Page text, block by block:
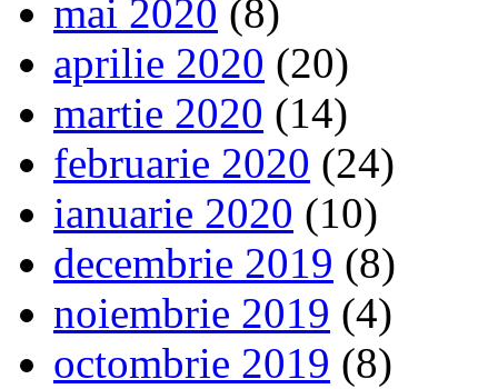
mai 2020 (8)
aprilie 2020 (20)
martie 2020 (14)
februarie 2020 (24)
ianuarie 2020 (10)
decembrie 2019 (8)
noiembrie 2019 (4)
octombrie 2019 (8)